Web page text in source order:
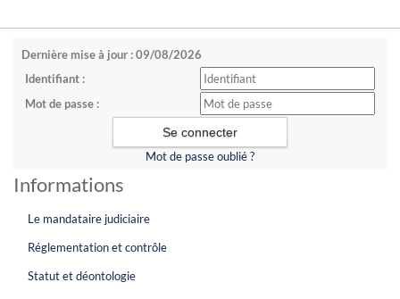
Dernière mise à jour : 09/08/2026
Identifiant :
Mot de passe :
Mot de passe oublié ?
Informations
Le mandataire judiciaire
Réglementation et contrôle
Statut et déontologie